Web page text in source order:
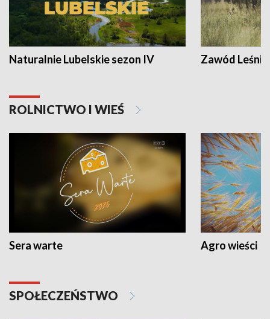
Naturalnie Lubelskie sezon IV Zawód Leśnik
ROLNICTWO I WIEŚ
Sera warte Agro wieści
SPOŁECZEŃSTWO